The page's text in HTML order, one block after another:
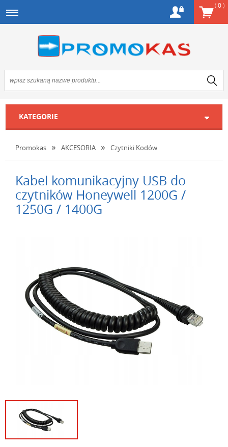
(0)
KATEGORIE
Promokas AKCESORIA Czytniki Kodów
Kabel komunikacyjny USB do
czytników Honeywell 1200G /
1250G / 1400G